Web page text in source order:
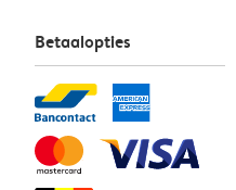
Betaalopties